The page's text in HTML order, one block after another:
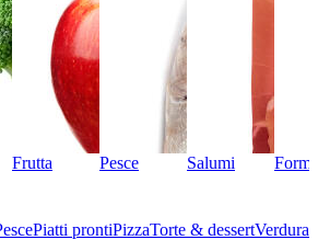
Frutta Pesce Salumi
Piatti prontiPizzaTorte & dessertVerdura